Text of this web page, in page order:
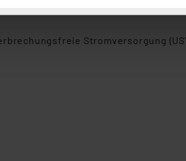
können Sie jederzeit unter dem Link
Speicherung, Abrufung und
Daten in den USA. Ihre Einwilligung zur
Ihrer Daten in den USA gemäß
Datenübermittlung erhalten Sie in
der EU. Dies bedeutet, dass die USA
besteht etwa das Risiko, dass US-
Stromversorgung